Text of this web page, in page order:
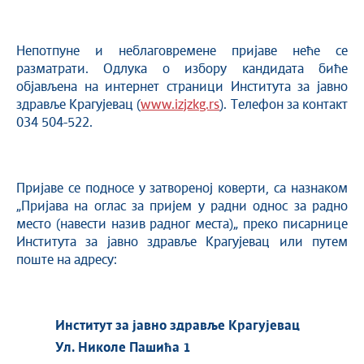
Непотпуне и неблаговремене пријаве неће се
разматрати. Одлука о избору кандидата биће
објављена на интернет страници Института за јавно
здравље Крагујевац (www.izjzkg.rs). Телефон за контакт
034 504-522.
Пријаве се подносе у затвореној коверти, са назнаком
„Пријава на оглас за пријем у радни однос за радно
место (навести назив радног места)„ преко писарнице
Института за јавно здравље Крагујевац или путем
поште на адресу:
Институт за јавно здравље Крагујевац
Ул. Николе Пашића 1